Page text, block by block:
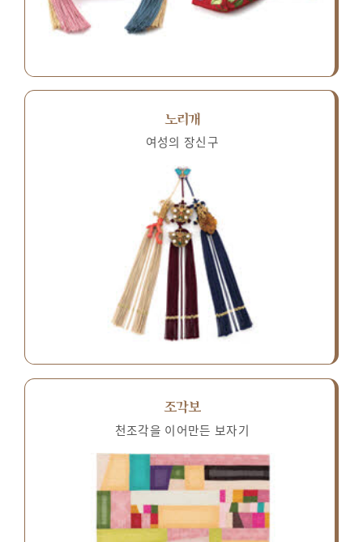
노리개
여성의 장신구
조각보
천조각을 이어만든 보자기